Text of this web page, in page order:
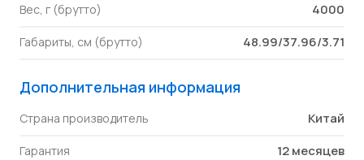
Вес, г (брутто) 4000
Габариты, см (брутто) 48.99/37.96/3.71
Дополнительная информация
Страна производитель Китай
Гарантия 12 месяцев